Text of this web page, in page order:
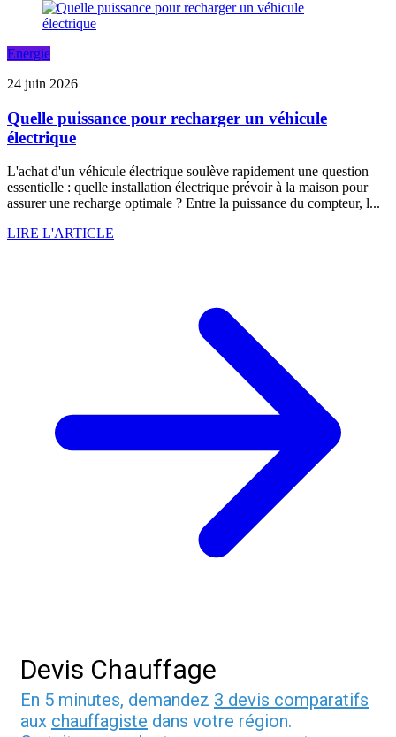
Energie
24 juin 2026
Quelle puissance pour recharger un véhicule
électrique
L'achat d'un véhicule électrique soulève rapidement une question
essentielle : quelle installation électrique prévoir à la maison pour
assurer une recharge optimale ? Entre la puissance du compteur, l...
LIRE L'ARTICLE
Devis Chauffage
En 5 minutes, demandez 3 devis comparatifs
aux chauffagiste dans votre région.